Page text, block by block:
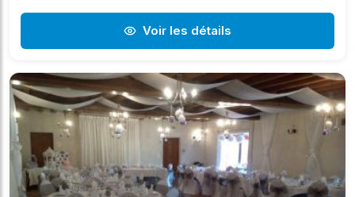
Voir les détails